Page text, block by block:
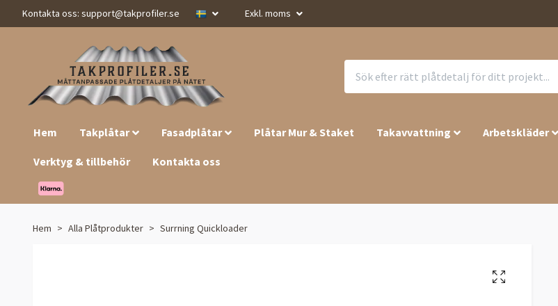
Kontakta oss: support@takprofiler.se Exkl. moms
Hem Takplåtar Fasadplåtar Plåtar Mur & Staket Takavvattning Arbetskläder
Verktyg & tillbehör Kontakta oss
Hem Alla Plåtprodukter Surrning Quickloader